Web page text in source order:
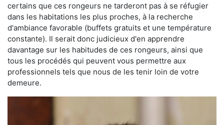
certains que ces rongeurs ne tarderont pas à se réfugier
dans les habitations les plus proches, à la recherche
d'ambiance favorable (buffets gratuits et une température
constante). Il serait donc judicieux d'en apprendre
davantage sur les habitudes de ces rongeurs, ainsi que
tous les procédés qui peuvent vous permettre aux
professionnels tels que nous de les tenir loin de votre
demeure.